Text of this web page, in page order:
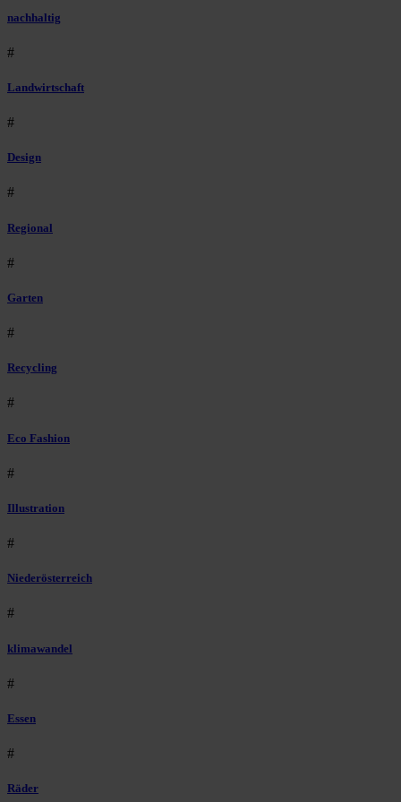
nachhaltig
#
Landwirtschaft
#
Design
#
Regional
#
Garten
#
Recycling
#
Eco Fashion
#
Illustration
#
Niederösterreich
#
klimawandel
#
Essen
#
Räder